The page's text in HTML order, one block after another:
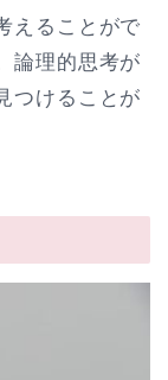
えることがで
論理的思考が
つけることが